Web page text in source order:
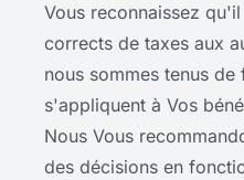
Vous reconnaissez
corrects de taxes aux
nous sommes tenus
s'appliquent à Vos
Nous Vous
des décisions en